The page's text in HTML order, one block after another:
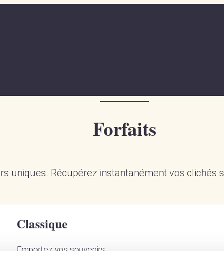
Forfaits
uniques. Récupérez instantanément vos
Classique
Emportez vos souvenirs.